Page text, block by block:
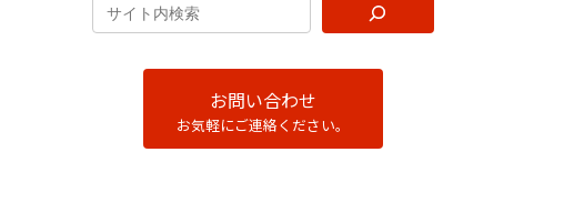
お問い合わせ
お気軽にご連絡ください。